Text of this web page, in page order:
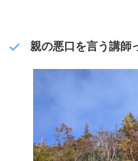
親の悪口を言う講師